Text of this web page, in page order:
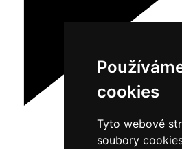
cookies
Tyto webové
soubory